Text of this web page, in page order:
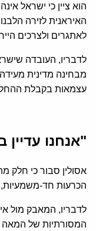
הוא ציין כי ישראל
האיראנית לזירה
לאתגרים ולצרכים
לדבריו, העובדה
מבחינה מדינית
עצמאות בקבלת
"אנחנו
אסולין סבור כי חלק
הכרעות חד-
לדבריו, המאבק מול
המסורתיות של